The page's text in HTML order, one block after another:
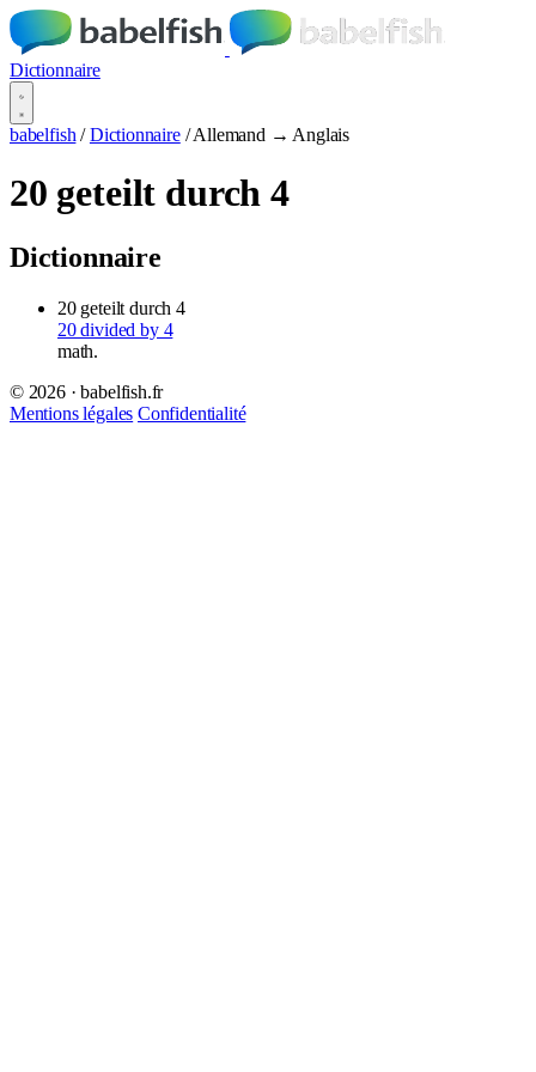
Dictionnaire
babelfish / Dictionnaire / Allemand → Anglais
20 geteilt durch 4
Dictionnaire
20 geteilt durch 4
20 divided by 4
math.
© 2026 · babelfish.fr
Mentions légales Confidentialité